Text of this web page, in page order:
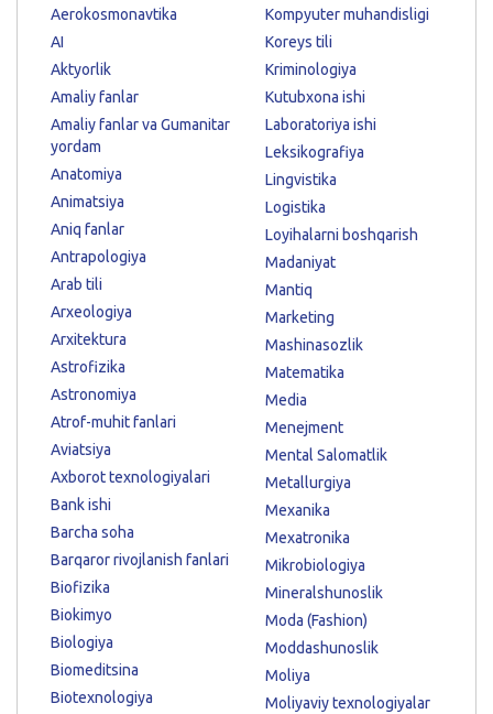
Aerokosmonavtika
AI
Aktyorlik
Amaliy fanlar
Amaliy fanlar va Gumanitar
yordam
Anatomiya
Animatsiya
Aniq fanlar
Antrapologiya
Arab tili
Arxeologiya
Arxitektura
Astrofizika
Astronomiya
Atrof-muhit fanlari
Aviatsiya
Axborot texnologiyalari
Bank ishi
Barcha soha
Barqaror rivojlanish fanlari
Biofizika
Biokimyo
Biologiya
Biomeditsina
Biotexnologiya
Kompyuter muhandisligi
Koreys tili
Kriminologiya
Kutubxona ishi
Laboratoriya ishi
Leksikografiya
Lingvistika
Logistika
Loyihalarni boshqarish
Madaniyat
Mantiq
Marketing
Mashinasozlik
Matematika
Media
Menejment
Mental Salomatlik
Metallurgiya
Mexanika
Mexatronika
Mikrobiologiya
Mineralshunoslik
Moda (Fashion)
Moddashunoslik
Moliya
Moliyaviy texnologiyalar